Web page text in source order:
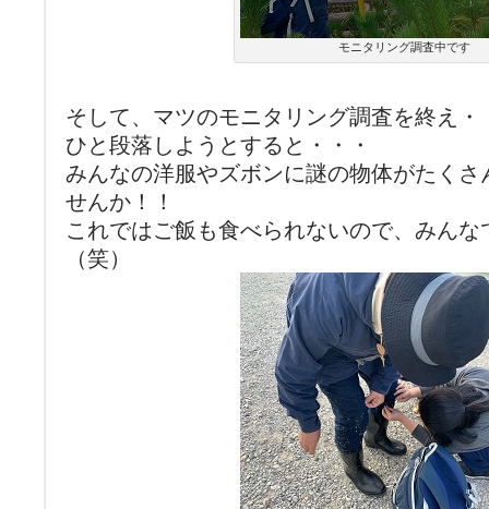
モニタリング調査中です
そして、マツのモニタリング調査を終え・
ひと段落しようとすると・・・
みんなの洋服やズボンに謎の物体がたく
せんか！！
これではご飯も食べられないので、みん
（笑）